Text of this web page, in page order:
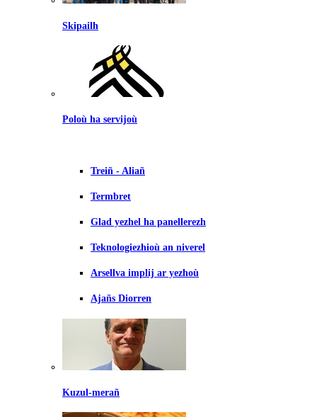
Skipailh
Poloù ha servijoù
Treiñ - Aliañ
Termbret
Glad yezhel ha panellerezh
Teknologiezhioù an niverel
Arsellva implij ar yezhoù
Ajañs Diorren
Kuzul-merañ